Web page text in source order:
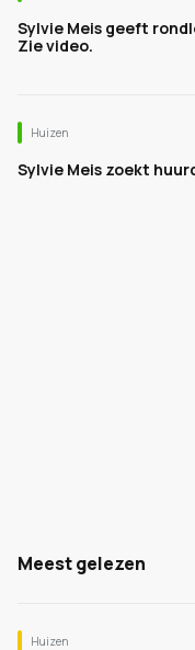
Sylvie Meis geeft
Zie video.
Huizen
Sylvie Meis zoekt
Meest gelezen
Huizen